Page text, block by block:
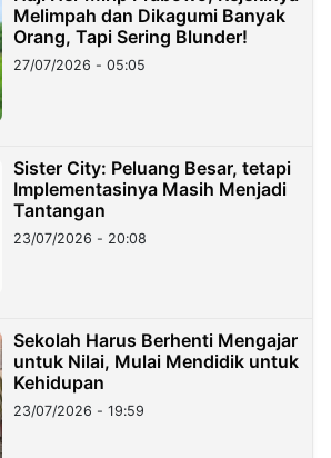
Melimpah dan Dikagumi Banyak
Orang, Tapi Sering Blunder!
27/07/2026 - 05:05
Sister City: Peluang Besar, tetapi
Implementasinya Masih Menjadi
Tantangan
23/07/2026 - 20:08
Sekolah Harus Berhenti Mengajar
untuk Nilai, Mulai Mendidik untuk
Kehidupan
23/07/2026 - 19:59